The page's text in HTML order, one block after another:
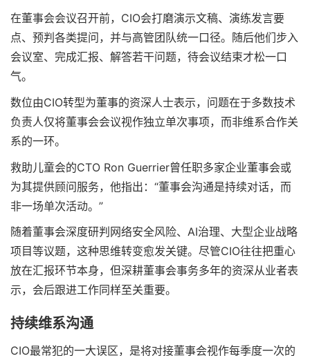
在董事会会议召开前，CIO会打磨演示文稿、演练发言要
点、预判各类提问，并与高管团队统一口径。随后他们步入
会议室、完成汇报、解答若干问题，待会议结束才松一口
气。
数位由CIO转型为董事的资深人士表示，问题在于多数技术
负责人仅将董事会会议视作独立单次事项，而非维系合作关
系的一环。
救助儿童会的CTO Ron Guerrier曾任职多家企业董事会或
为其提供顾问服务，他指出：“董事会沟通是持续对话，而
非一场单次活动。”
随着董事会深度研判网络安全风险、AI治理、大型企业战略
项目等议题，这种思维转变愈发关键。尽管CIO往往把重心
放在汇报环节本身，但深耕董事会事务多年的资深从业者表
示，会后跟进工作同样至关重要。
持续维系沟通
CIO最常犯的一大误区，是将对接董事会视作每季度一次的